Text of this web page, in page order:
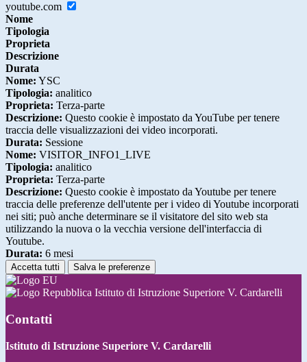
youtube.com
Nome
Tipologia
Proprieta
Descrizione
Durata
Nome: YSC
Tipologia: analitico
Proprieta: Terza-parte
Descrizione: Questo cookie è impostato da YouTube per tenere
traccia delle visualizzazioni dei video incorporati.
Durata: Sessione
Nome: VISITOR_INFO1_LIVE
Tipologia: analitico
Proprieta: Terza-parte
Descrizione: Questo cookie è impostato da Youtube per tenere
traccia delle preferenze dell'utente per i video di Youtube incorporati
nei siti; può anche determinare se il visitatore del sito web sta
utilizzando la nuova o la vecchia versione dell'interfaccia di
Youtube.
Durata: 6 mesi
Accetta tutti Salva le preferenze
Istituto di Istruzione Superiore V. Cardarelli
Contatti
Istituto di Istruzione Superiore V. Cardarelli